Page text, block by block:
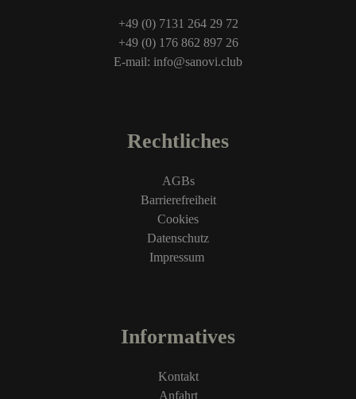
+49 (0) 7131 264 29 72
+49 (0) 176 862 897 26
E-mail: info@sanovi.club
Rechtliches
AGBs
Barrierefreiheit
Cookies
Datenschutz
Impressum
Informatives
Kontakt
Anfahrt